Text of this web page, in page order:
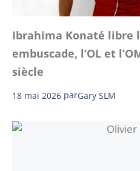
Ibrahima Konaté libre
embuscade, l’OL et
siècle
18 mai 2026 parGary SLM